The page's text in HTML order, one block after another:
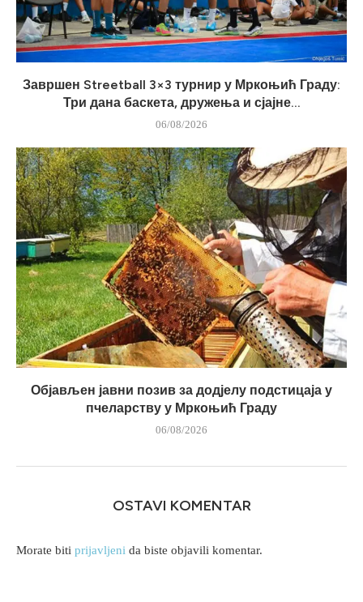
Завршен Streetball 3×3 турнир у Мркоњић Граду:
Три дана баскета, дружења и сјајне...
06/08/2026
Објављен јавни позив за додјелу подстицаја у
пчеларству у Мркоњић Граду
06/08/2026
OSTAVI KOMENTAR
Morate biti prijavljeni da biste objavili komentar.